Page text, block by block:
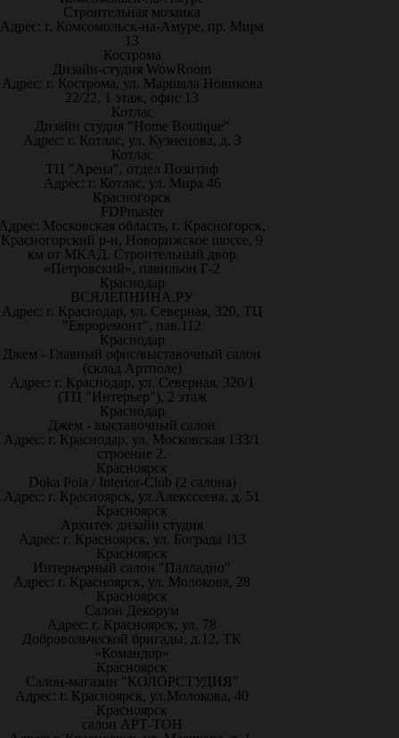
Строительная мозаика
Адрес: г. Комсомольск-на-Амуре, пр. Мира
13
Кострома
Дизайн-студия WowRoom
Адрес: г. Кострома, ул. Маршала Новикова
22/22, 1 этаж, офис 13
Котлас
Дизайн студия "Home Boutique"
Адрес: г. Котлас, ул. Кузнецова, д. 3
Котлас
ТЦ "Арена", отдел Позитиф
Адрес: г. Котлас, ул. Мира 46
Красногорск
FDPmaster
Московская область, г. Красногорск,
Красногорский р-н, Новорижское шоссе, 9
км от МКАД. Строительный двор
«Петровский», павильон Г-2
Краснодар
ВСЯЛЕПНИНА.РУ
Адрес: г. Краснодар, ул. Северная, 320, ТЦ
"Евроремонт", пав.112
Краснодар
Джем - Главный офис/выставочный салон
(склад Артполе)
Адрес: г. Краснодар, ул. Северная, 320/1
(ТЦ "Интерьер"), 2 этаж
Краснодар
Джем - выставочный салон
Адрес: г. Краснодар, ул. Московская 133/1
строение 2.
Красноярск
Doka Pola / Interior-Club (2 салона)
Адрес: г. Красноярск, ул.Алекссеева, д. 51
Красноярск
Архитек дизайн студия
Адрес: г. Красноярск, ул. Бограда 113
Красноярск
Интерьерный салон "Палладио"
Адрес: г. Красноярск, ул. Молокова, 28
Красноярск
Салон Декорум
Адрес: г. Красноярск, ул. 78
Добровольческой бригады, д.12, ТК
«Командор»
Красноярск
Салон-магазин "КОЛОРСТУДИЯ"
Адрес: г. Красноярск, ул.Молокова, 40
Красноярск
салон АРТ-ТОН